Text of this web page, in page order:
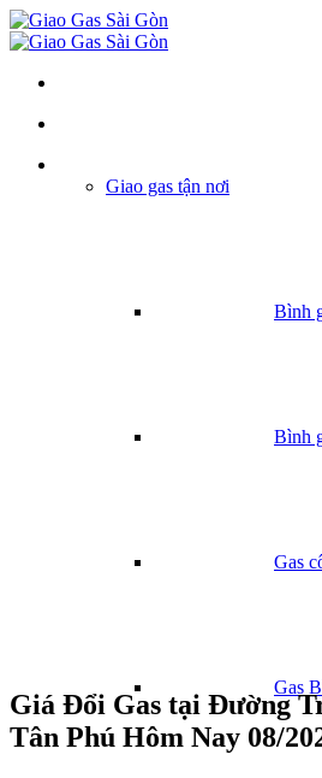
Giao gas tận nơi
Bình
Bình
Gas
Gas
Giá Đổi Gas tại Đường
Tân Phú Hôm Nay 08/